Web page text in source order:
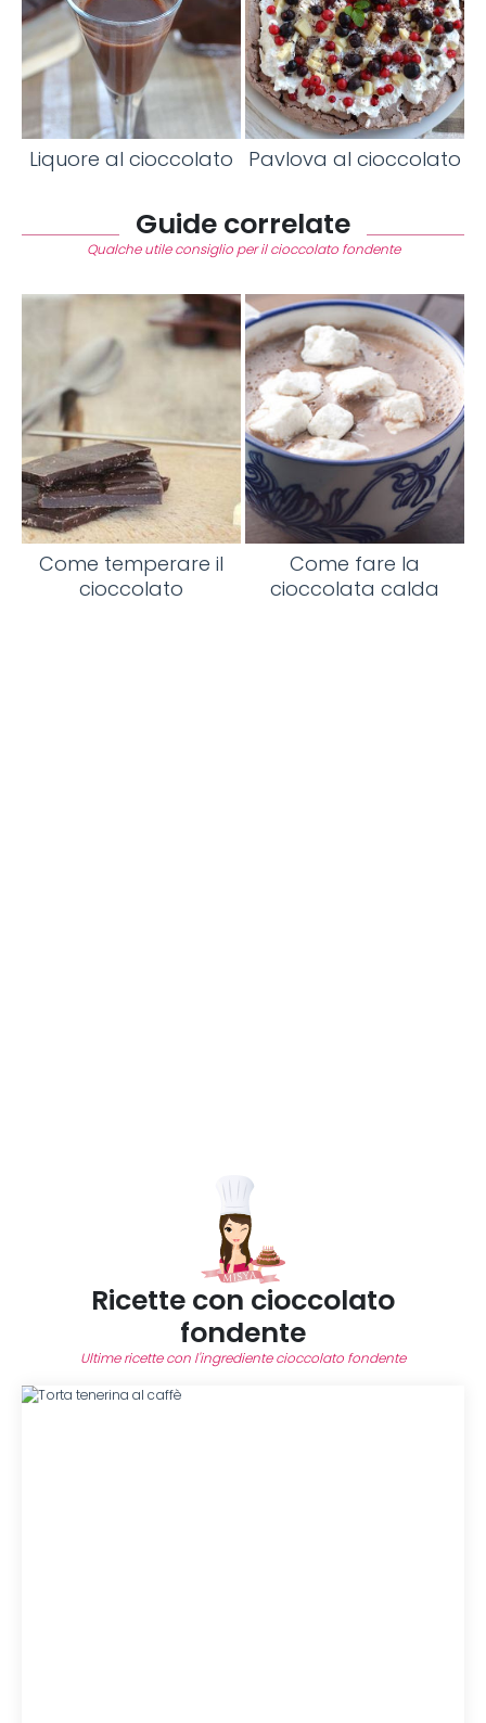
Liquore al cioccolato Pavlova al cioccolato
Guide correlate
Qualche utile consiglio per il cioccolato fondente
Come temperare il
cioccolato
Come fare la
cioccolata calda
Ricette con cioccolato
fondente
Ultime ricette con l'ingrediente cioccolato fondente